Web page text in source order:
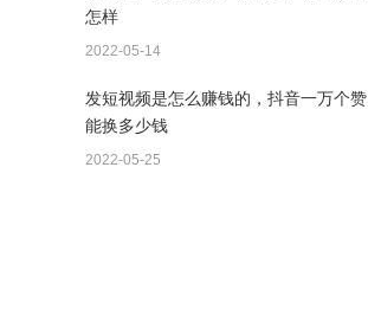
怎样
2022-05-14
发短视频是怎么赚钱的，抖音一万个赞
能换多少钱
2022-05-25